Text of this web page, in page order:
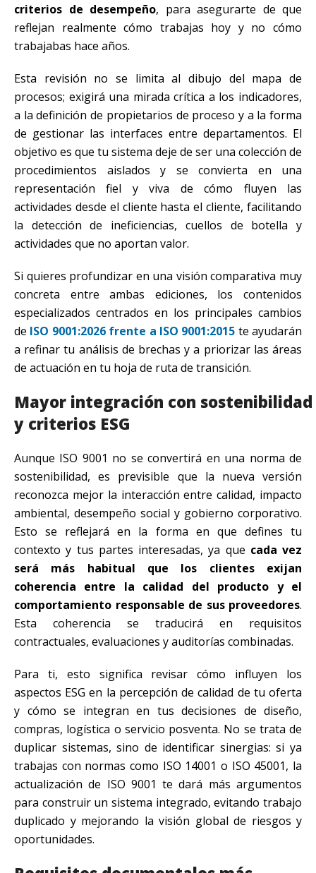
criterios de desempeño, para asegurarte de que
reflejan realmente cómo trabajas hoy y no cómo
trabajabas hace años.
Esta revisión no se limita al dibujo del mapa de
procesos; exigirá una mirada crítica a los indicadores,
a la definición de propietarios de proceso y a la forma
de gestionar las interfaces entre departamentos. El
objetivo es que tu sistema deje de ser una colección de
procedimientos aislados y se convierta en una
representación fiel y viva de cómo fluyen las
actividades desde el cliente hasta el cliente, facilitando
la detección de ineficiencias, cuellos de botella y
actividades que no aportan valor.
Si quieres profundizar en una visión comparativa muy
concreta entre ambas ediciones, los contenidos
especializados centrados en los principales cambios
de ISO 9001:2026 frente a ISO 9001:2015 te ayudarán
a refinar tu análisis de brechas y a priorizar las áreas
de actuación en tu hoja de ruta de transición.
Mayor integración con sostenibilidad
y criterios ESG
Aunque ISO 9001 no se convertirá en una norma de
sostenibilidad, es previsible que la nueva versión
reconozca mejor la interacción entre calidad, impacto
ambiental, desempeño social y gobierno corporativo.
Esto se reflejará en la forma en que defines tu
contexto y tus partes interesadas, ya que cada vez
será más habitual que los clientes exijan
coherencia entre la calidad del producto y el
comportamiento responsable de sus proveedores.
Esta coherencia se traducirá en requisitos
contractuales, evaluaciones y auditorías combinadas.
Para ti, esto significa revisar cómo influyen los
aspectos ESG en la percepción de calidad de tu oferta
y cómo se integran en tus decisiones de diseño,
compras, logística o servicio posventa. No se trata de
duplicar sistemas, sino de identificar sinergias: si ya
trabajas con normas como ISO 14001 o ISO 45001, la
actualización de ISO 9001 te dará más argumentos
para construir un sistema integrado, evitando trabajo
duplicado y mejorando la visión global de riesgos y
oportunidades.